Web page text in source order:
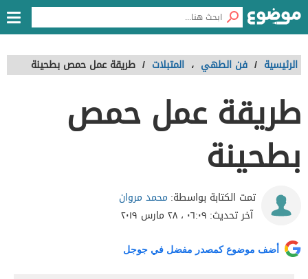
الرئيسية / فن الطهي ، المتبلات / طريقة عمل حمص بطحينة
طريقة عمل حمص
بطحينة
تمت الكتابة بواسطة: محمد مروان
آخر تحديث: ٠٦:٠٩ ، ٢٨ مارس ٢٠١٩
أضف موضوع كمصدر مفضل في جوجل